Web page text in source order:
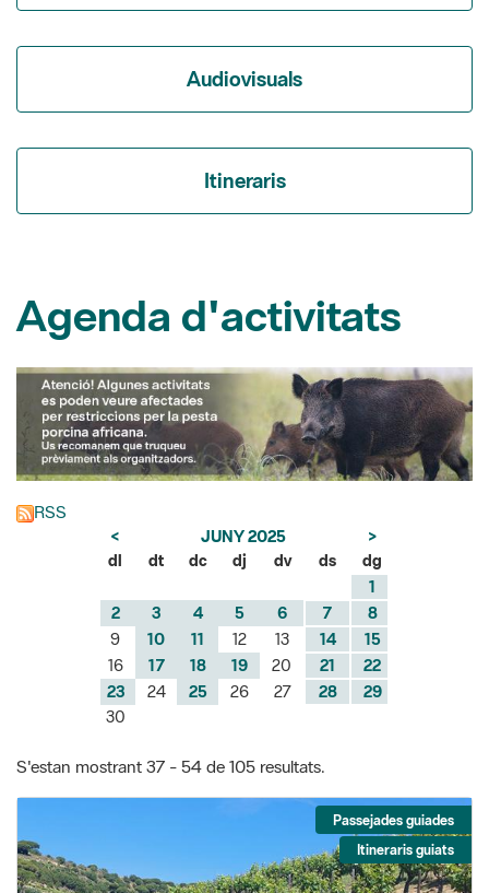
Audiovisuals
Itineraris
Agenda d'activitats
RSS
< JUNY 2025
>
dl
dt dc dj dv ds
dg
1
2
3 4 5 6 7
8
9
10 11 12 13 14
15
16
17 18 19 20 21
22
23
24 25 26 27 28
29
30
S'estan mostrant 37 - 54 de 105 resultats.
Passejades guiades
Itineraris guiats